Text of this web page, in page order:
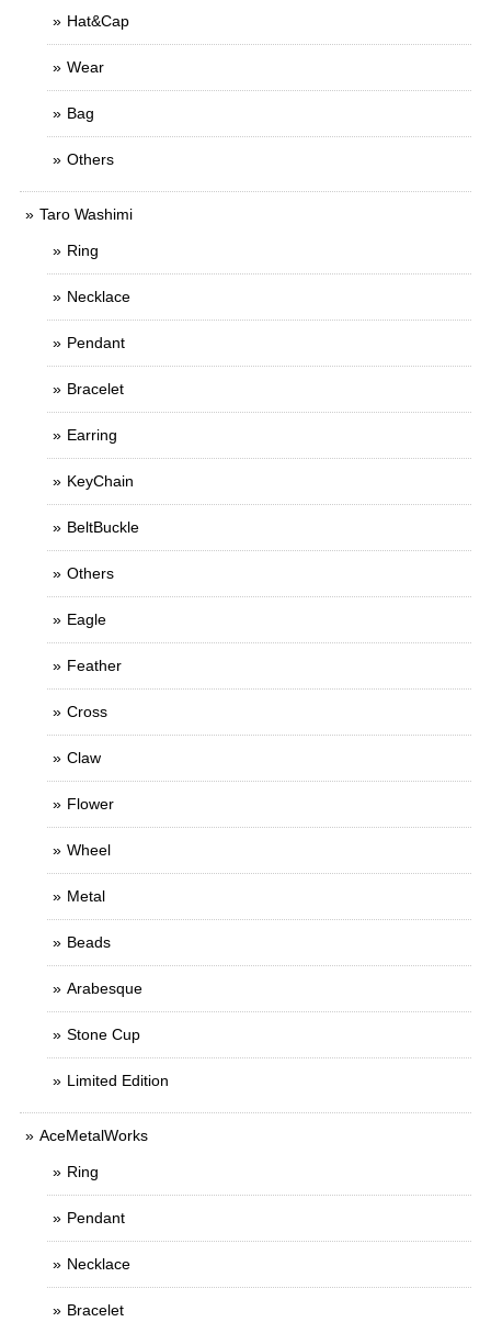
Hat&Cap
Wear
Bag
Others
Taro Washimi
Ring
Necklace
Pendant
Bracelet
Earring
KeyChain
BeltBuckle
Others
Eagle
Feather
Cross
Claw
Flower
Wheel
Metal
Beads
Arabesque
Stone Cup
Limited Edition
AceMetalWorks
Ring
Pendant
Necklace
Bracelet